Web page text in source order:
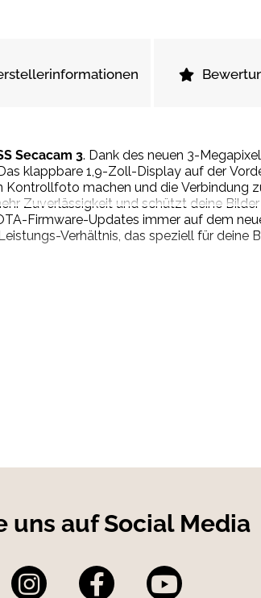
Secacam 3. Dank des neuen 3-
klappbare 1,9-Zoll-Display auf der
Kontrollfoto machen und die Verbindung
Zuverlässigkeit und schützt deine
Firmware-Updates immer auf dem
Verhältnis, das speziell für deine
(940 nm)
interpoliert)
uns auf Social Media